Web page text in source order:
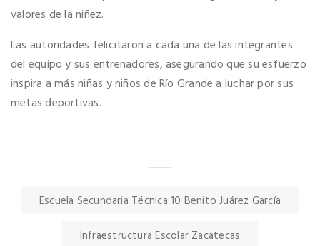
valores de la niñez.
Las autoridades felicitaron a cada una de las integrantes
del equipo y sus entrenadores, asegurando que su esfuerzo
inspira a más niñas y niños de Río Grande a luchar por sus
metas deportivas.
Escuela Secundaria Técnica 10 Benito Juárez García
Infraestructura Escolar Zacatecas